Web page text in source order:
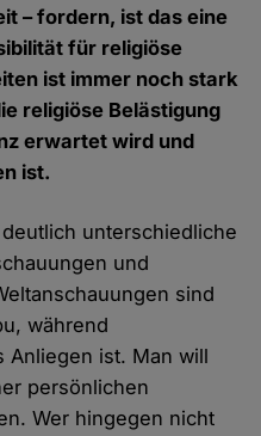
– fordern, ist das eine
für religiöse
ist immer noch stark
religiöse Belästigung
erwartet wird und
ist.
unterschiedliche
und
sind
während
Anliegen ist. Man will
persönlichen
Wer hingegen nicht